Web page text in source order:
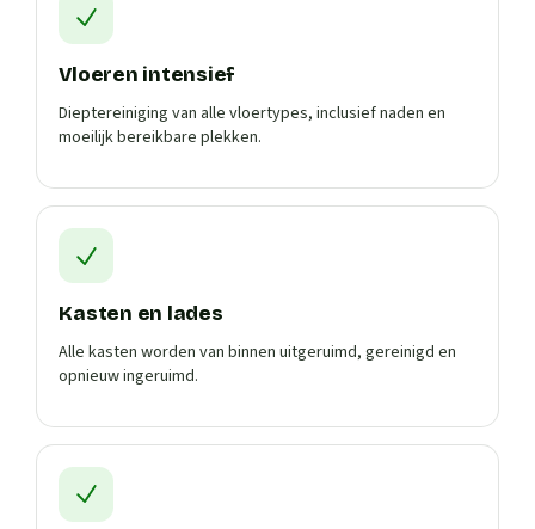
Vloeren intensief
Dieptereiniging van alle vloertypes, inclusief naden en
moeilijk bereikbare plekken.
Kasten en lades
Alle kasten worden van binnen uitgeruimd, gereinigd en
opnieuw ingeruimd.